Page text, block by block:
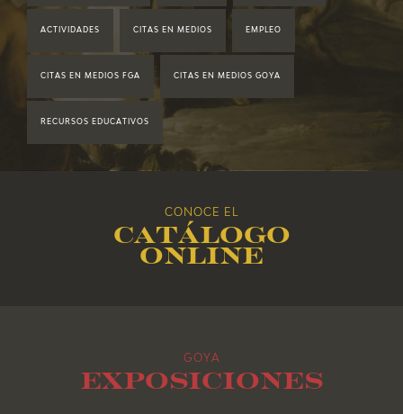
2017
2012
ACTIVIDADES CITAS EN MEDIOS EMPLEO
CITAS EN MEDIOS FGA CITAS EN MEDIOS GOYA
RECURSOS EDUCATIVOS
CONOCE EL
Catálogo
online
GOYA
Exposiciones